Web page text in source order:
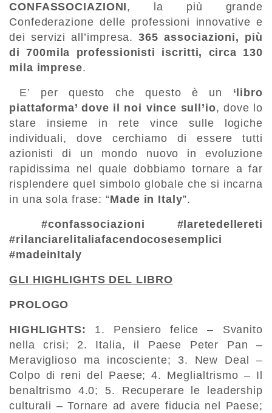
CONFASSOCIAZIONI, la più grande
Confederazione delle professioni innovative e
dei servizi all’impresa. 365 associazioni, più
di 700mila professionisti iscritti, circa 130
mila imprese.
E’ per questo che questo è un ‘libro
piattaforma’ dove il noi vince sull’io, dove lo
stare insieme in rete vince sulle logiche
individuali, dove cerchiamo di essere tutti
azionisti di un mondo nuovo in evoluzione
rapidissima nel quale dobbiamo tornare a far
risplendere quel simbolo globale che si incarna
in una sola frase: “Made in Italy”.
#confassociazioni #laretedellereti
#rilanciarelitaliafacendocosesemplici
#madeinItaly
GLI HIGHLIGHTS DEL LIBRO
PROLOGO
HIGHLIGHTS: 1. Pensiero felice – Svanito
nella crisi; 2. Italia, il Paese Peter Pan –
Meraviglioso ma incosciente; 3. New Deal –
Colpo di reni del Paese; 4. Meglialtrismo – Il
benaltrismo 4.0; 5. Recuperare le leadership
culturali – Tornare ad avere fiducia nel Paese;